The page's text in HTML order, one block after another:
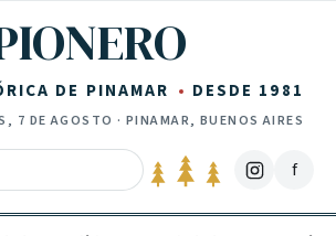
DE PINAMAR DESDE 1981
7 DE AGOSTO · PINAMAR, BUENOS AIRES
f